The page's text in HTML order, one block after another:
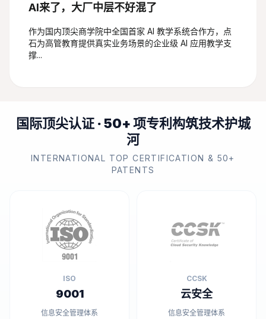
AI来了，大厂中层不好混了
作为国内顶尖商学院中全国首家 AI 教学系统合作方，点
石为高管教育提供真实业务场景的企业级 AI 应用教学支
撑...
国 际顶尖认证 ·50+项专利 构筑技术护城
河
INTERNATIONAL TOP CERTIFICATION & 50+
PATENTS
ISO
9001
信息安全管理体系
CCSK
云安全
信息安全管理体系